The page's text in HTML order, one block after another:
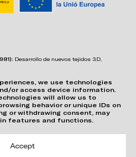
we use technologies
or access device information.
will allow us to
behavior or unique IDs on
or withdrawing consent, may
features and functions.
Accept
Desarrollo de nuevos tejidos 3D,